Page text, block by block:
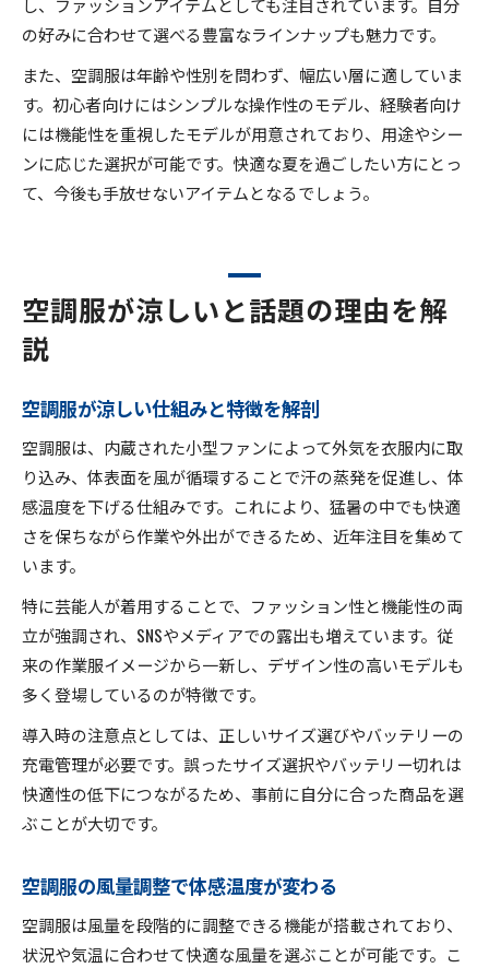
の好みに合わせて選べる豊富なラインナップも魅力です。
また、空調服は年齢や性別を問わず、幅広い層に適していま
す。初心者向けにはシンプルな操作性のモデル、経験者向け
には機能性を重視したモデルが用意されており、用途やシー
ンに応じた選択が可能です。快適な夏を過ごしたい方にとっ
て、今後も手放せないアイテムとなるでしょう。
空調服が涼しいと話題の理由を解
説
空調服が涼しい仕組みと特徴を解剖
空調服は、内蔵された小型ファンによって外気を衣服内に取
り込み、体表面を風が循環することで汗の蒸発を促進し、体
感温度を下げる仕組みです。これにより、猛暑の中でも快適
さを保ちながら作業や外出ができるため、近年注目を集めて
います。
特に芸能人が着用することで、ファッション性と機能性の両
立が強調され、SNSやメディアでの露出も増えています。従
来の作業服イメージから一新し、デザイン性の高いモデルも
多く登場しているのが特徴です。
導入時の注意点としては、正しいサイズ選びやバッテリーの
充電管理が必要です。誤ったサイズ選択やバッテリー切れは
快適性の低下につながるため、事前に自分に合った商品を選
ぶことが大切です。
空調服の風量調整で体感温度が変わる
空調服は風量を段階的に調整できる機能が搭載されており、
状況や気温に合わせて快適な風量を選ぶことが可能です。こ